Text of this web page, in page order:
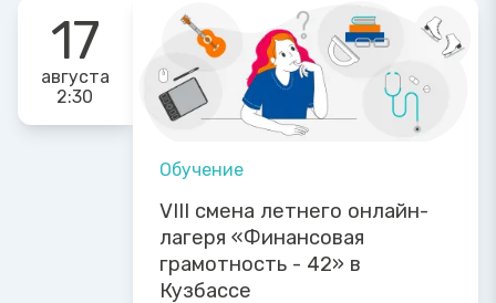
17
августа
2:30
Обучение
VIII смена летнего онлайн-
лагеря «Финансовая
грамотность - 42» в
Кузбассе